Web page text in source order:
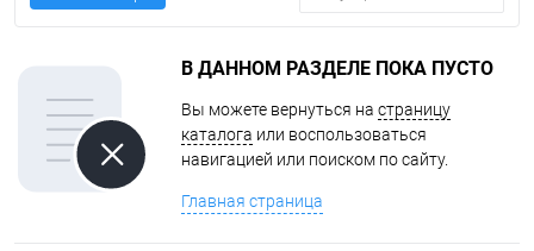
В ДАННОМ РАЗДЕЛЕ ПОКА ПУСТО
Вы можете вернуться на страницу
каталога или воспользоваться
навигацией или поиском по сайту.
Главная страница